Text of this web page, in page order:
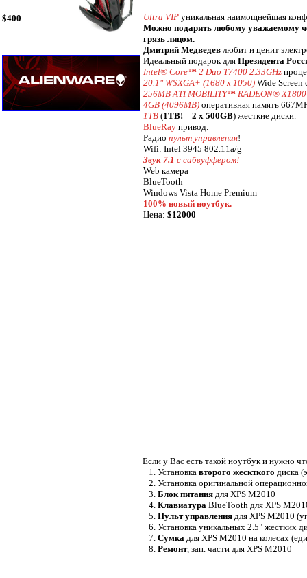
$400 Ultra VIP уникальная наимощнейшая
Можно подарить любому уважаемому
грязь лицом.
Дмитрий Медведев любит и ценит
Идеальный подарок для Президента
Intel® Core™ 2 Duo T7400 2.33GHz
20.1" WSXGA+ (1680 x 1050) Wide
256MB ATI MOBILITY™ RADEON® X1800
4GB (4096MB) оперативная память
1TB (1TB! = 2 x 500GB) жесткие диски.
BlueRay привод.
Радио пульт управления!
Wifi: Intel 3945 802.11a/g
Звук 7.1 с сaбвуффером!
Web камера
BlueTooth
Windows Vista Home Premium
100% новый ноутбук.
Цена: $12000
Если у Вас есть такой ноутбук и нужно
1. Установка второго жескткого диска
2. Установка оригинальной
3. Блок питания для XPS M2010
4. Клавиатура BlueTooth для XPS
5. Пульт управления для XPS M2010
6. Установка уникальных 2.5" жестких
7. Сумка для XPS M2010 на колесах
8. Ремонт, зап. части для XPS M2010